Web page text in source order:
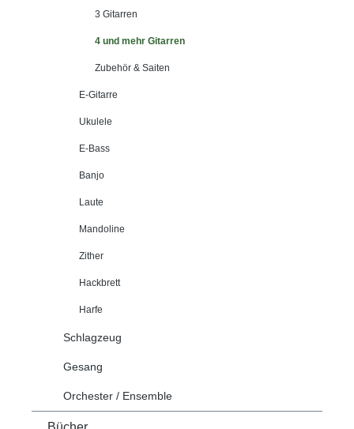
3 Gitarren
4 und mehr Gitarren
Zubehör & Saiten
E-Gitarre
Ukulele
E-Bass
Banjo
Laute
Mandoline
Zither
Hackbrett
Harfe
Schlagzeug
Gesang
Orchester / Ensemble